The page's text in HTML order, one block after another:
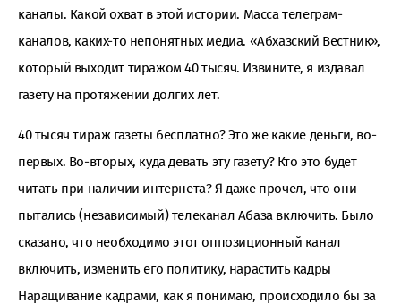
каналы. Какой охват в этой истории. Масса телеграм-
каналов, каких-то непонятных медиа. «Абхазский Вестник»,
который выходит тиражом 40 тысяч. Извините, я издавал
газету на протяжении долгих лет.
40 тысяч тираж газеты бесплатно? Это же какие деньги, во-
первых. Во-вторых, куда девать эту газету? Кто это будет
читать при наличии интернета? Я даже прочел, что они
пытались (независимый) телеканал Абаза включить. Было
сказано, что необходимо этот оппозиционный канал
включить, изменить его политику, нарастить кадры
Наращивание кадрами, как я понимаю, происходило бы за